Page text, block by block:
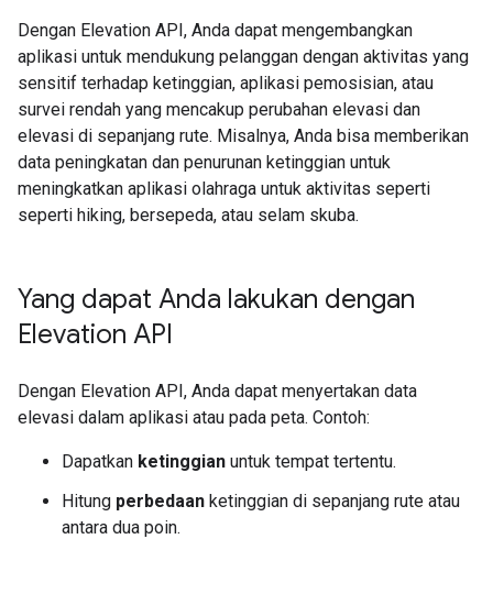
Dengan Elevation API, Anda dapat mengembangkan
aplikasi untuk mendukung pelanggan dengan aktivitas yang
sensitif terhadap ketinggian, aplikasi pemosisian, atau
survei rendah yang mencakup perubahan elevasi dan
elevasi di sepanjang rute. Misalnya, Anda bisa memberikan
data peningkatan dan penurunan ketinggian untuk
meningkatkan aplikasi olahraga untuk aktivitas seperti
seperti hiking, bersepeda, atau selam skuba.
Yang dapat Anda lakukan dengan
Elevation API
Dengan Elevation API, Anda dapat menyertakan data
elevasi dalam aplikasi atau pada peta. Contoh:
Dapatkan ketinggian untuk tempat tertentu.
Hitung perbedaan ketinggian di sepanjang rute atau
antara dua poin.